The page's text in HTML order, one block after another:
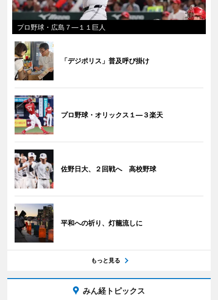
プロ野球・広島７―１１巨人
「デジポリス」普及呼び掛け
プロ野球・オリックス１―３楽天
佐野日大、２回戦へ 高校野球
平和への祈り、灯籠流しに
もっと見る
みん経トピックス